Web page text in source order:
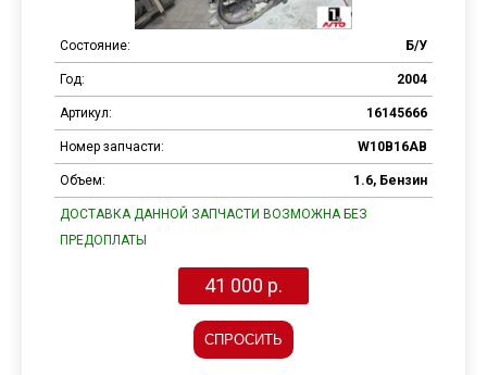
Состояние: Б/У
Год: 2004
Артикул: 16145666
Номер запчасти: W10B16AB
Объем: 1.6, Бензин
ДОСТАВКА ДАННОЙ ЗАПЧАСТИ ВОЗМОЖНА БЕЗ
ПРЕДОПЛАТЫ
41 000 р.
СПРОСИТЬ